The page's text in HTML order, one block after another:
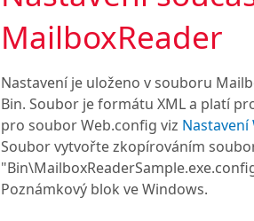
MailboxReader
Nastavení je uloženo v souboru
Bin. Soubor je formátu XML a platí
pro soubor Web.config viz Nastavení
Soubor vytvořte zkopírováním
Poznámkový blok ve Windows.